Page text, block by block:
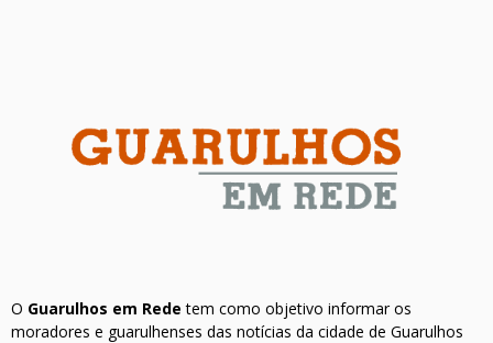
O Guarulhos em Rede tem como objetivo informar os
moradores e guarulhenses das notícias da cidade de Guarulhos